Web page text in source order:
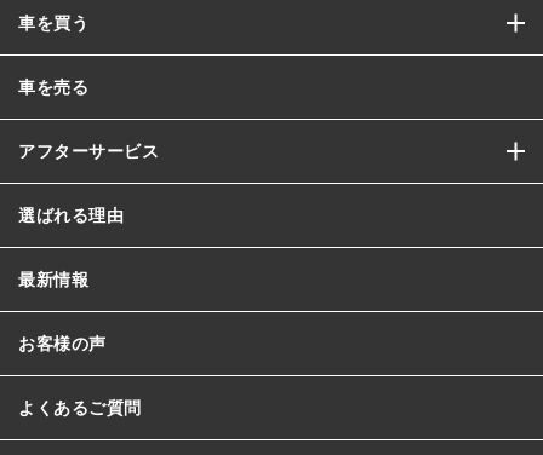
車を買う
車を売る
アフターサービス
選ばれる理由
最新情報
お客様の声
よくあるご質問